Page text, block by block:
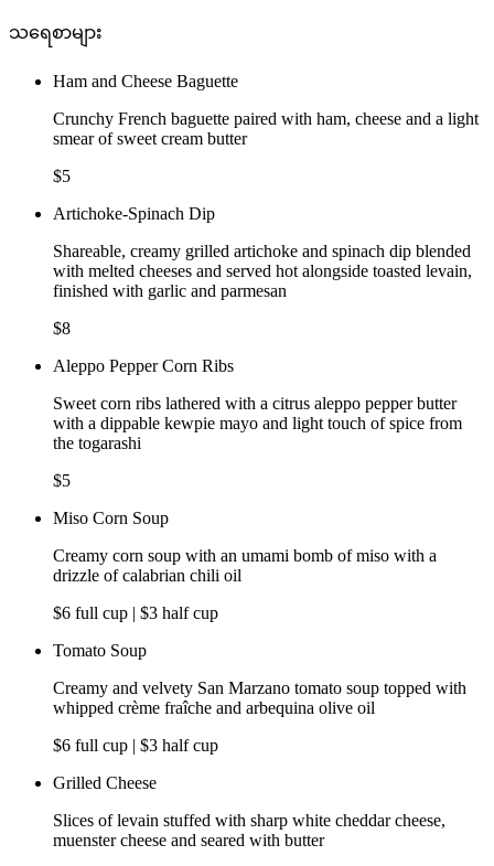
သရေစာများ
Ham and Cheese Baguette
Crunchy French baguette paired with ham, cheese and a light
smear of sweet cream butter
$5
Artichoke-Spinach Dip
Shareable, creamy grilled artichoke and spinach dip blended
with melted cheeses and served hot alongside toasted levain,
finished with garlic and parmesan
$8
Aleppo Pepper Corn Ribs
Sweet corn ribs lathered with a citrus aleppo pepper butter
with a dippable kewpie mayo and light touch of spice from
the togarashi
$5
Miso Corn Soup
Creamy corn soup with an umami bomb of miso with a
drizzle of calabrian chili oil
$6 full cup | $3 half cup
Tomato Soup
Creamy and velvety San Marzano tomato soup topped with
whipped crème fraîche and arbequina olive oil
$6 full cup | $3 half cup
Grilled Cheese
Slices of levain stuffed with sharp white cheddar cheese,
muenster cheese and seared with butter